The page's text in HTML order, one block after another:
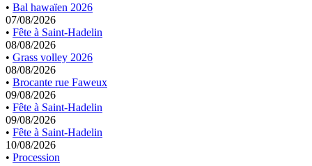
• Bal hawaïen 2026
07/08/2026
• Fête à Saint-Hadelin
08/08/2026
• Grass volley 2026
08/08/2026
• Brocante rue Faweux
09/08/2026
• Fête à Saint-Hadelin
09/08/2026
• Fête à Saint-Hadelin
10/08/2026
• Procession